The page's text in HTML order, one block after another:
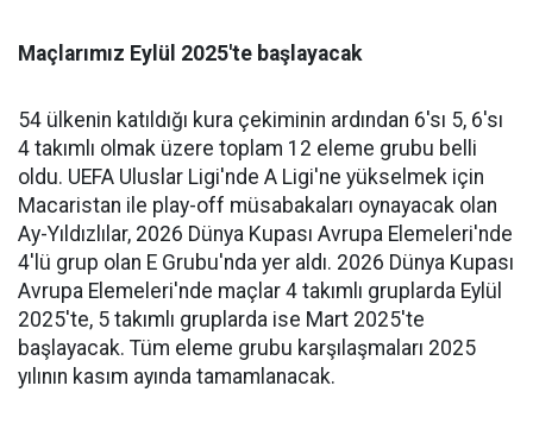
Maçlarımız Eylül 2025'te başlayacak
54 ülkenin katıldığı kura çekiminin ardından 6'sı 5, 6'sı
4 takımlı olmak üzere toplam 12 eleme grubu belli
oldu. UEFA Uluslar Ligi'nde A Ligi'ne yükselmek için
Macaristan ile play-off müsabakaları oynayacak olan
Ay-Yıldızlılar, 2026 Dünya Kupası Avrupa Elemeleri'nde
4'lü grup olan E Grubu'nda yer aldı. 2026 Dünya Kupası
Avrupa Elemeleri'nde maçlar 4 takımlı gruplarda Eylül
2025'te, 5 takımlı gruplarda ise Mart 2025'te
başlayacak. Tüm eleme grubu karşılaşmaları 2025
yılının kasım ayında tamamlanacak.